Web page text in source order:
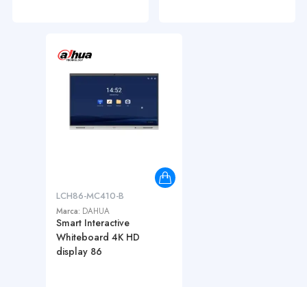
LCH86-MC410-B
Marca: DAHUA
Smart Interactive
Whiteboard 4K HD
display 86